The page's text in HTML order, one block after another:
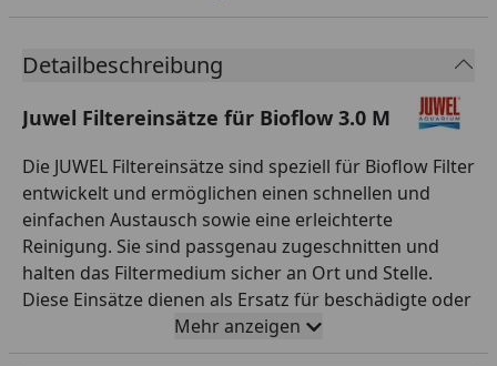
Detailbeschreibung
Juwel Filtereinsätze für Bioflow 3.0 M
Die JUWEL Filtereinsätze sind speziell für Bioflow Filter
entwickelt und ermöglichen einen schnellen und
einfachen Austausch sowie eine erleichterte
Reinigung. Sie sind passgenau zugeschnitten und
halten das Filtermedium sicher an Ort und Stelle.
Diese Einsätze dienen als Ersatz für beschädigte oder
abgenutzte Filtereinsätze und sind in vier
verschiedenen Größen erhältlich: Super, 3.0 M, 6.0 L,
Mehr anzeigen